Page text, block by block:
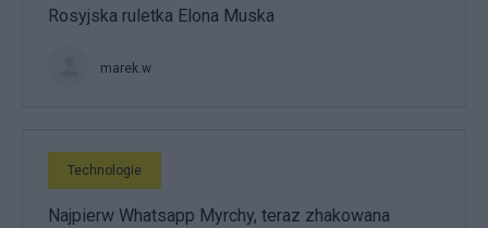
Rosyjska ruletka Elona Muska
marek.w
Technologie
Najpierw Whatsapp Myrchy, teraz zhakowana